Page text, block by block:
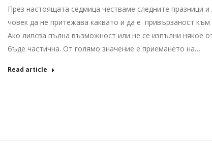
През настоящата седмица честваме следните празници
човек да не притежава каквато и да е привързаност
Ако липсва пълна възможност или не се изпълни някое
бъде частична. От голямо значение е приемането на…
Read article